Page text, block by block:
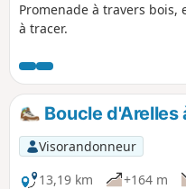
Promenade à travers
à tracer.
Boucle
Visorandonneur
13,19 km
+164 m